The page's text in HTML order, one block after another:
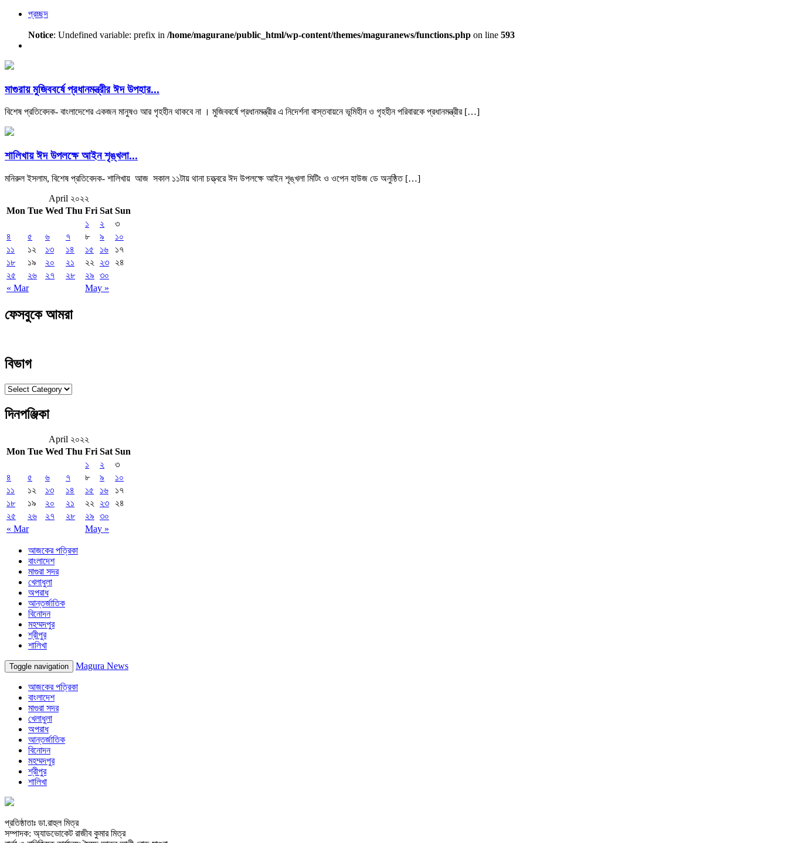
প্রচ্ছদ
Notice: Undefined variable: prefix in /home/magurane/public_html/wp-content/themes/maguranews/functions.php on line 593
মাগুরায় মুজিববর্ষে প্রধানমন্ত্রীর ঈদ উপহার...
বিশেষ প্রতিবেদক- বাংলাদেশের একজন মানুষও আর গৃহহীন থাকবে না । মুজিববর্ষে প্রধানমন্ত্রীর এ নিদের্শনা বাস্তবায়নে ভূমিহীন ও গৃহহীন পরিবারকে প্রধানমন্ত্রীর […]
শালিখায় ঈদ উপলক্ষে আইন শৃঙ্খলা...
মনিরুল ইসলাম, বিশেষ প্রতিবেদক- শালিখায় আজ সকাল ১১টায় থানা চত্ত্বরে ঈদ উপলক্ষে আইন শৃঙ্খলা মিটিং ও ওপেন হাউজ ডে অনুষ্ঠিত […]
April ২০২২
Mon Tue Wed Thu Fri Sat Sun
« Mar May »
১ ২
৩
৪
৫ ৬ ৭ ৮ ৯
১০
১১
১২ ১৩ ১৪ ১৫ ১৬
১৭
১৮
১৯ ২০ ২১ ২২ ২৩
২৪
২৫
২৬ ২৭ ২৮ ২৯ ৩০
ফেসবুকে আমরা
বিভাগ
বিভাগ
দিনপঞ্জিকা
April ২০২২
Mon Tue Wed Thu Fri Sat Sun
« Mar May »
১ ২
৩
৪
৫ ৬ ৭ ৮ ৯
১০
১১
১২ ১৩ ১৪ ১৫ ১৬
১৭
১৮
১৯ ২০ ২১ ২২ ২৩
২৪
২৫
২৬ ২৭ ২৮ ২৯ ৩০
আজকের পত্রিকা
বাংলাদেশ
মাগুরা সদর
খেলাধুলা
অপরাধ
আন্তর্জাতিক
বিনোদন
মহম্মদপুর
শ্রীপুর
শালিখা
Toggle navigation Magura News
আজকের পত্রিকা
বাংলাদেশ
মাগুরা সদর
খেলাধুলা
অপরাধ
আন্তর্জাতিক
বিনোদন
মহম্মদপুর
শ্রীপুর
শালিখা
প্রতিষ্ঠাতাঃ ডা.রাহুল মিত্র
সম্পাদক: অ্যাডভোকেট রাজীব কুমার মিত্র